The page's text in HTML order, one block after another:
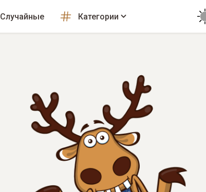
Случайные Категории